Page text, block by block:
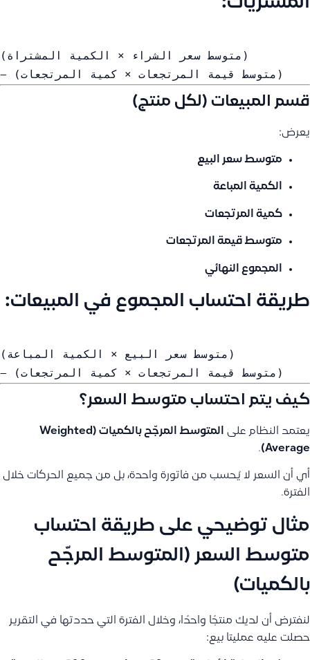
(متوسط سعر الشراء × الكمية المشتراة)
− (متوسط قيمة المرتجعات × كمية المرتجعات)
قسم المبيعات (لكل منتج)
يعرض:
متوسط سعر البيع
الكمية المباعة
كمية المرتجعات
متوسط قيمة المرتجعات
المجموع النهائي
طريقة احتساب المجموع في المبيعات:
(متوسط سعر البيع × الكمية المباعة)
− (متوسط قيمة المرتجعات × كمية المرتجعات)
كيف يتم احتساب متوسط السعر؟
يعتمد النظام على
المتوسط المرجّح بالكميات (Weighted
Average)
.
أي أن السعر لا يُحسب من فاتورة واحدة، بل من جميع الحركات خلال
الفترة.
مثال توضيحي على طريقة احتساب
متوسط السعر (المتوسط المرجّح
بالكميات)
لنفترض أن لديك منتجًا واحدًا، وخلال الفترة التي حددتها في التقرير
حصلت عليه عمليتا بيع: